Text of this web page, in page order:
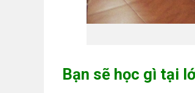
Bạn sẽ học gì tại